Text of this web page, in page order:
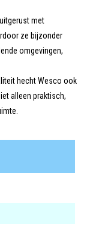
met
ze bijzonder
omgevingen,
hecht Wesco ook
alleen praktisch,